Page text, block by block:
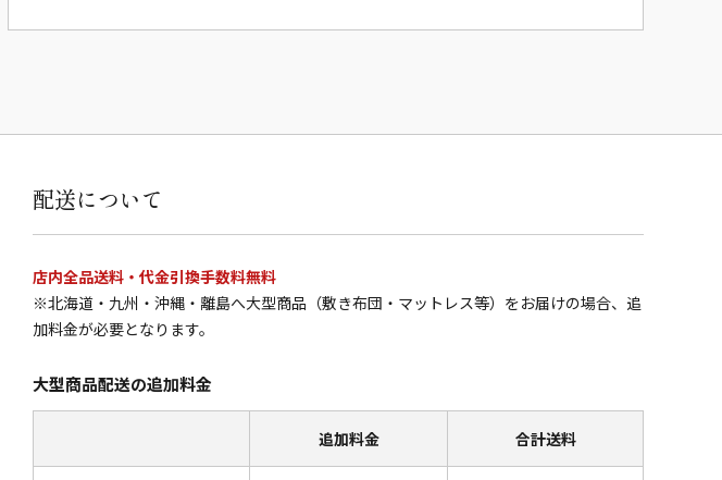
配送について
店内全品送料・代金引換手数料無料
※北海道・九州・沖縄・離島へ大型商品（敷き布団・マットレス等）をお届けの場合、追
加料金が必要となります。
大型商品配送の追加料金
追加料金 合計送料